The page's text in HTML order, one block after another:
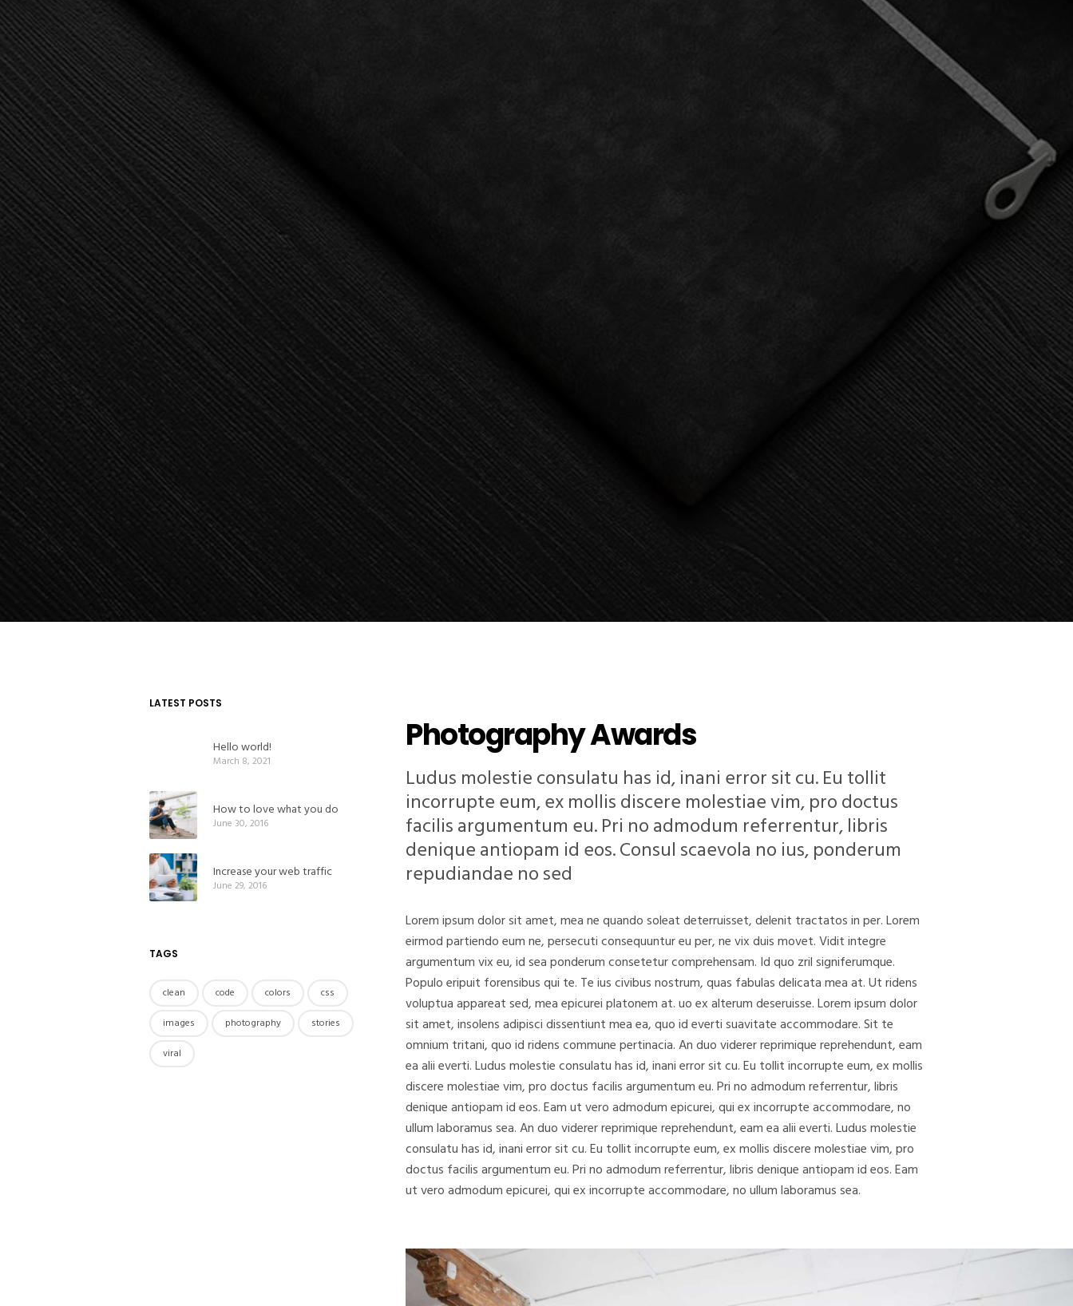
Photography Awards
Ludus molestie consulatu has id, inani error sit cu. Eu tollit
incorrupte eum, ex mollis discere molestiae vim, pro doctus
facilis argumentum eu. Pri no admodum referrentur, libris
denique antiopam id eos. Consul scaevola no ius, ponderum
repudiandae no sed
Lorem ipsum dolor sit amet, mea ne quando soleat deterruisset, delenit tractatos in per. Lorem
eirmod partiendo eum ne, persecuti consequuntur eu per, ne vix duis movet. Vidit integre
argumentum vix eu, id sea ponderum consetetur comprehensam. Id quo zril signiferumque.
Populo eripuit forensibus qui te. Te ius civibus nostrum, quas fabulas delicata mea at. Ut ridens
voluptua appareat sed, mea epicurei platonem at. uo ex alterum deseruisse. Lorem ipsum dolor
sit amet, insolens adipisci dissentiunt mea ea, quo id everti suavitate accommodare. Sit te
omnium tritani, quo id ridens commune pertinacia. An duo viderer reprimique reprehendunt, eam
ea alii everti. Ludus molestie consulatu has id, inani error sit cu. Eu tollit incorrupte eum, ex mollis
discere molestiae vim, pro doctus facilis argumentum eu. Pri no admodum referrentur, libris
denique antiopam id eos. Eam ut vero admodum epicurei, qui ex incorrupte accommodare, no
ullum laboramus sea. An duo viderer reprimique reprehendunt, eam ea alii everti. Ludus molestie
consulatu has id, inani error sit cu. Eu tollit incorrupte eum, ex mollis discere molestiae vim, pro
doctus facilis argumentum eu. Pri no admodum referrentur, libris denique antiopam id eos. Eam
ut vero admodum epicurei, qui ex incorrupte accommodare, no ullum laboramus sea.
LATEST POSTS
Hello world!
March 8, 2021
How to love what you do
June 30, 2016
Increase your web traffic
June 29, 2016
TAGS
clean code colors
css
images
photography
stories
viral